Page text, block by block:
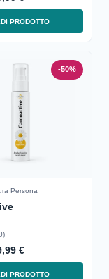
PRODOTTO
-50%
Persona
€
PRODOTTO